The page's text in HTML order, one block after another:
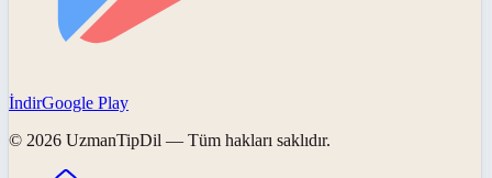
İndirGoogle Play
© 2026 UzmanTipDil — Tüm hakları saklıdır.